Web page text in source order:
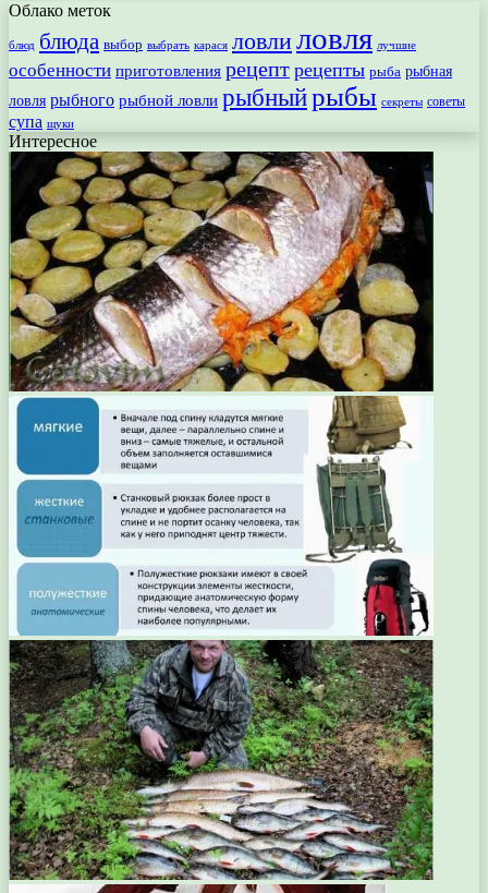
Облако меток
блюд блюда выбор выбрать карася ловлиловля лучшие
особенности приготовления рецепт рецепты рыба рыбная
ловля рыбного рыбной ловли рыбныйрыбы секреты советы
супа щуки
Интересное